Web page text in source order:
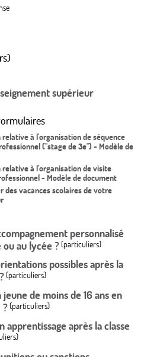
supérieur
à l'organisation de séquence
("stage de 3e") - Modèle de
relative à l'organisation de visite
- Modèle de document
des vacances scolaires de votre
personnalisé
au lycée ?(particuliers)
possibles après la
(particuliers)
de moins de 16 ans en
?(particuliers)
apprentissage après la classe